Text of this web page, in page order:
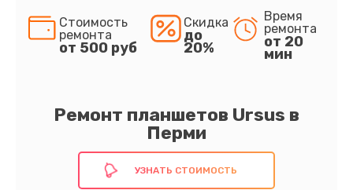
Ремонт планшетов Ursus в
Перми
Стоимость
ремонта
от 500 руб
Скидка
до
20%
Время
ремонта
от 20
мин
УЗНАТЬ СТОИМОСТЬ